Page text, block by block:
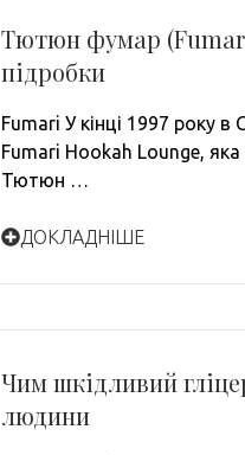
Тютюн фумар
підробки
Fumari У кінці 1997 року
Fumari Hookah Lounge, яка
Тютюн …
ДОКЛАДНІШЕ
Чим шкідливий
людини